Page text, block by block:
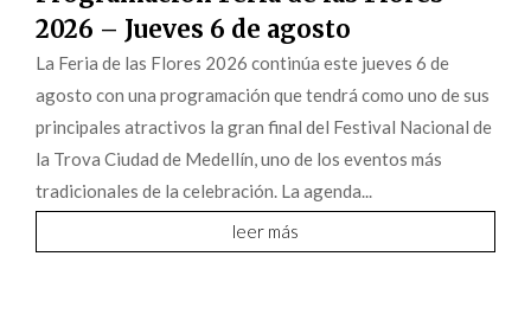
2026 – Jueves 6 de agosto
La Feria de las Flores 2026 continúa este jueves 6 de
agosto con una programación que tendrá como uno de sus
principales atractivos la gran final del Festival Nacional de
la Trova Ciudad de Medellín, uno de los eventos más
tradicionales de la celebración. La agenda...
leer más